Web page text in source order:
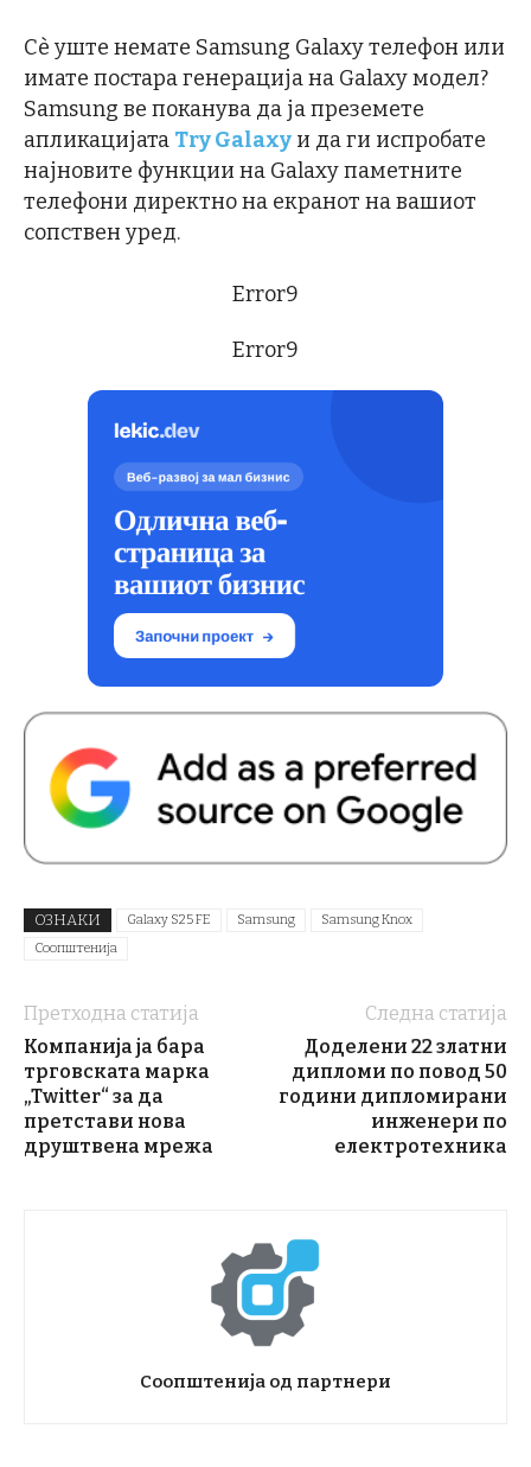
Сè уште немате Samsung Galaxy телефон или
имате постара генерација на Galaxy модел?
Samsung ве поканува да ја преземете
апликацијата Try Galaxy и да ги испробате
најновите функции на Galaxy паметните
телефони директно на екранот на вашиот
сопствен уред.
Error9
Error9
ОЗНАКИ Galaxy S25 FE Samsung
Samsung Knox
Соопштенија
Претходна статија
Компанија ја бара
трговската марка
„Twitter“ за да
претстави нова
друштвена мрежа
Следна статија
Доделени 22 златни
дипломи по повод 50
години дипломирани
инженери по
електротехника
Соопштенија од партнери